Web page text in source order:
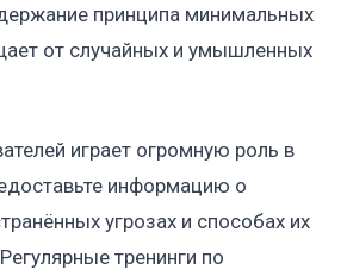
принципа минимальных
от случайных и умышленных
играет огромную роль в
информацию о
угрозах и способах их
тренинги по